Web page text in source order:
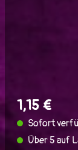
1,15 €
Sofort
Über 5 auf